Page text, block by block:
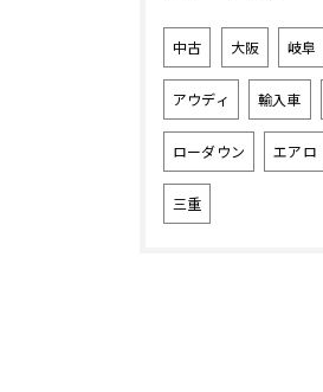
中古 大阪 岐阜
アウディ 輸入車
ローダウン エアロ
三重